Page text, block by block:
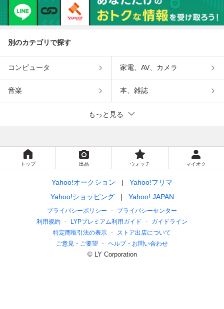
別のカテゴリで探す
コンピュータ 家電、AV、カメラ
音楽 本、雑誌
もっと見る
トップ 出品 ウォッチ マイオク
Yahoo!オークション
Yahoo!フリマ
Yahoo!ショッピング
Yahoo! JAPAN
プライバシーポリシー
プライバシーセンター
利用規約
LYPプレミアム利用ガイド
ガイドライン
特定商取引法の表示
ストア出店について
ご意見・ご要望
ヘルプ・お問い合わせ
© LY Corporation